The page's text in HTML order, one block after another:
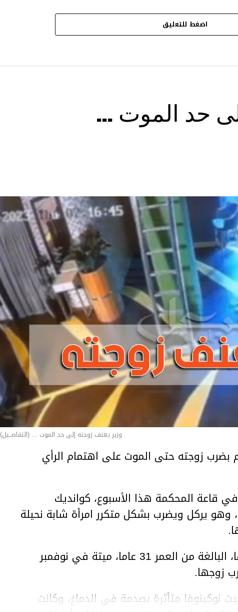
اضغط للتعليق
حد الموت …
وزير يعنف زوجته إلى حد الموت ... (التفاصــيل)
زوجته حتى الموت على اهتمام الرأي
قاعة المحكمة هذا الأسبوع، كوانديك
وهو يركل ويضرب بشكل متكرر امرأة شابة نحيلة
وعثر على المرأة، سلطانات نوكينوفا، البالغة من العمر 31 عاما، ميتة في نوفمبر
زوجها.
نوكينوفا متأثرة بصدمة في الدماغ، وكانت